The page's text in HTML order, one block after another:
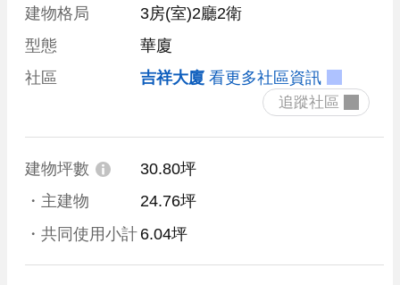
建物格局
3房(室)2廳2衛
型態
華廈
社區
吉祥大廈 看更多社區資訊
建物坪數
30.80坪
・主建物
24.76坪
・共同使用小計 6.04坪